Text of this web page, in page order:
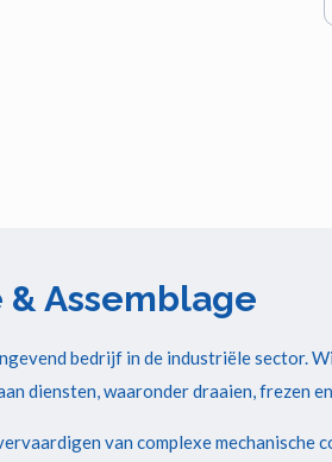
& Assemblage
bedrijf in de industriële sector.
diensten, waaronder draaien, frezen
van complexe